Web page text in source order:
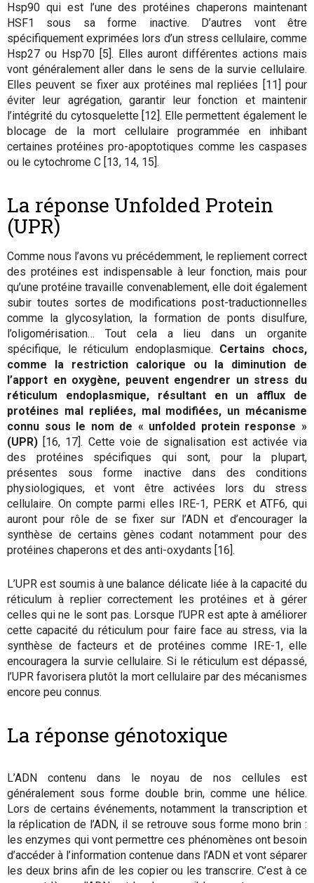
Hsp90 qui est l’une des protéines chaperons maintenant
HSF1 sous sa forme inactive. D’autres vont être
spécifiquement exprimées lors d’un stress cellulaire, comme
Hsp27 ou Hsp70 [5]. Elles auront différentes actions mais
vont généralement aller dans le sens de la survie cellulaire.
Elles peuvent se fixer aux protéines mal repliées [11] pour
éviter leur agrégation, garantir leur fonction et maintenir
l’intégrité du cytosquelette [12]. Elle permettent également le
blocage de la mort cellulaire programmée en inhibant
certaines protéines pro-apoptotiques comme les caspases
ou le cytochrome C [13, 14, 15].
La réponse Unfolded Protein
(UPR)
Comme nous l’avons vu précédemment, le repliement correct
des protéines est indispensable à leur fonction, mais pour
qu’une protéine travaille convenablement, elle doit également
subir toutes sortes de modifications post-traductionnelles
comme la glycosylation, la formation de ponts disulfure,
l’oligomérisation… Tout cela a lieu dans un organite
spécifique, le réticulum endoplasmique. Certains chocs,
comme la restriction calorique ou la diminution de
l’apport en oxygène, peuvent engendrer un stress du
réticulum endoplasmique, résultant en un afflux de
protéines mal repliées, mal modifiées, un mécanisme
connu sous le nom de « unfolded protein response »
(UPR) [16, 17]. Cette voie de signalisation est activée via
des protéines spécifiques qui sont, pour la plupart,
présentes sous forme inactive dans des conditions
physiologiques, et vont être activées lors du stress
cellulaire. On compte parmi elles IRE-1, PERK et ATF6, qui
auront pour rôle de se fixer sur l’ADN et d’encourager la
synthèse de certains gènes codant notamment pour des
protéines chaperons et des anti-oxydants [16].
L’UPR est soumis à une balance délicate liée à la capacité du
réticulum à replier correctement les protéines et à gérer
celles qui ne le sont pas. Lorsque l’UPR est apte à améliorer
cette capacité du réticulum pour faire face au stress, via la
synthèse de facteurs et de protéines comme IRE-1, elle
encouragera la survie cellulaire. Si le réticulum est dépassé,
l’UPR favorisera plutôt la mort cellulaire par des mécanismes
encore peu connus.
La réponse génotoxique
L’ADN contenu dans le noyau de nos cellules est
généralement sous forme double brin, comme une hélice.
Lors de certains événements, notamment la transcription et
la réplication de l’ADN, il se retrouve sous forme mono brin :
les enzymes qui vont permettre ces phénomènes ont besoin
d’accéder à l’information contenue dans l’ADN et vont séparer
les deux brins afin de les copier ou les transcrire. C’est à ce